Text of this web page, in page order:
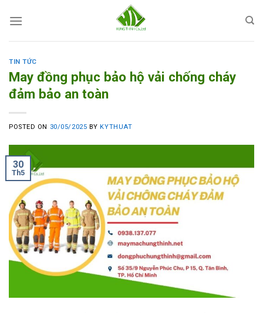
TIN TỨC
May đồng phục bảo hộ vải chống cháy
đảm bảo an toàn
POSTED ON 30/05/2025 BYKYTHUAT
30
Th5